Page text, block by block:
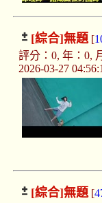
[綜合]無題[
評分：0, 年：0,
2026-03-27
[綜合]無題[